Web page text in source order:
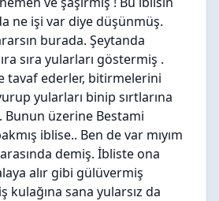
ne işi var diye düşünmüş.
burada. Şeytanda
sıra yularları göstermiş .
tavaf ederler, bitirmelerini
yularları binip sırtlarına
Bunun üzerine Bestami
iblise.. Ben de var mıyım
demiş. İbliste ona
alır gibi gülüvermiş
kulağına sana yularsız da